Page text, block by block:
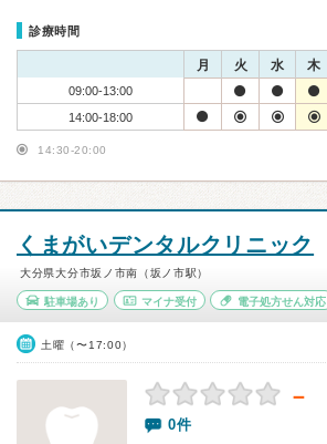
診療時間
月 火 水 木
09:00-13:00
14:00-18:00
14:30-20:00
くまがいデンタルクリニック
大分県大分市坂ノ市南（坂ノ市駅）
駐車場あり マイナ受付 電子処方せん対応
土曜（〜17:00）
－
0件